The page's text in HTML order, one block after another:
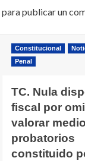
para publicar un
Constitucional
Penal
TC. Nula
fiscal por
valorar
probatorios
constituido